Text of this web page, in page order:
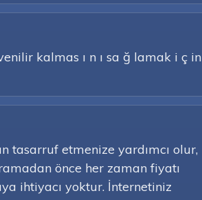
kalmas ı n ı sa ğ lamak i ç in
tasarruf etmenize yardımcı olur,
önce her zaman fiyatı
ihtiyacı yoktur. İnternetiniz